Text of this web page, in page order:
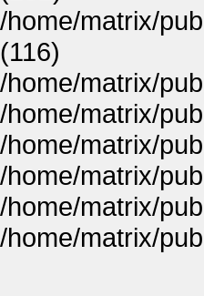
/home/matrix/
(116)
/home/matrix/
/home/matrix/
/home/matrix/
/home/matrix/
/home/matrix/
/home/matrix/